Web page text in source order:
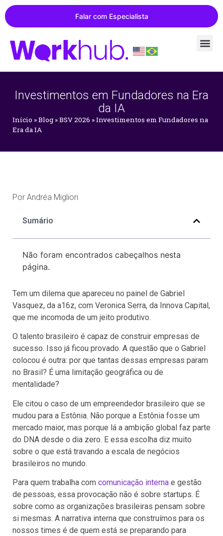
Falar com Especialista
Investimentos em Fundadores na Era
da IA
Início »Blog »BSV 2026 »Investimentos em Fundadores na
Era da IA
Por Andréa Migliori
Sumário
Não foram encontrados cabeçalhos nesta
página.
Tem um dilema que apareceu no painel de Gabriel
Vasquez, da a16z, com Veronica Serra, da Innova Capital,
que me incomoda de um jeito produtivo.
O talento brasileiro é capaz de construir empresas de
sucesso. Isso já ficou provado. A questão que o Gabriel
colocou é outra: por que tantas dessas empresas param
no Brasil? É uma limitação geográfica ou de
mentalidade?
Ele citou o caso de um empreendedor brasileiro que se
mudou para a Estônia. Não porque a Estônia fosse um
mercado maior, mas porque lá a ambição global faz parte
do DNA desde o dia zero. E essa escolha diz muito
sobre o que está travando a escala de negócios
brasileiros no mundo.
Para quem trabalha com comunicação interna e gestão
de pessoas, essa provocação não é sobre startups. É
sobre como as organizações brasileiras pensam sobre
si mesmas. A narrativa interna que construímos para os
nossos times é de quem está se preparando para